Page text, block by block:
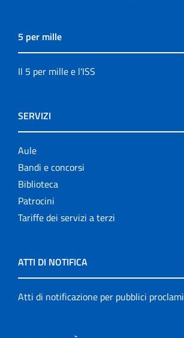
5 per mille
Il 5 per mille e l'ISS
SERVIZI
Aule
Bandi e concorsi
Biblioteca
Patrocini
Tariffe dei servizi a terzi
ATTI DI NOTIFICA
Atti di notificazione per pubblici proclami